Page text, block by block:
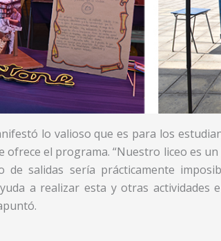
lo valioso que es para los
ofrece el programa. “Nuestro liceo es
de salidas sería prácticamente
a realizar esta y otras